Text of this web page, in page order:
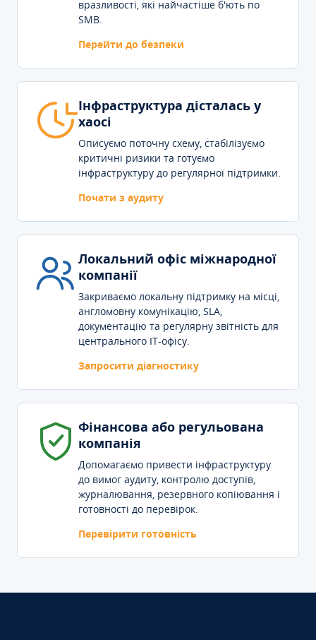
вразливості, які найчастіше б'ють по
SMB.
Перейти до безпеки
Інфраструктура дісталась у
хаосі
Описуємо поточну схему, стабілізуємо
критичні ризики та готуємо
інфраструктуру до регулярної підтримки.
Почати з аудиту
Локальний офіс міжнародної
компанії
Закриваємо локальну підтримку на місці,
англомовну комунікацію, SLA,
документацію та регулярну звітність для
центрального IT-офісу.
Запросити діагностику
Фінансова або регульована
компанія
Допомагаємо привести інфраструктуру
до вимог аудиту, контролю доступів,
журналювання, резервного копіювання і
готовності до перевірок.
Перевірити готовність